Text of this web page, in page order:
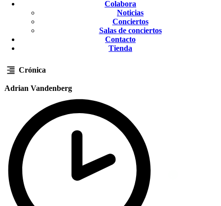
Colabora
Noticias
Conciertos
Salas de conciertos
Contacto
Tienda
Crónica
Adrian Vandenberg